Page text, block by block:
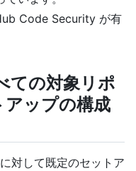
Code Security が有
ての対象リポ
ップの構成
対して既定のセットア